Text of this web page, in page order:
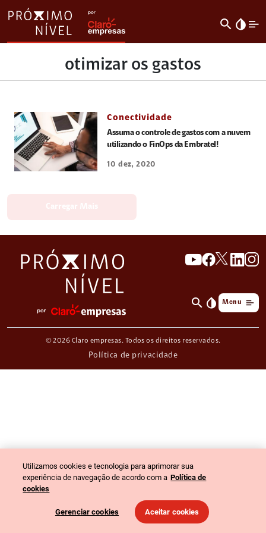
search invert_colors
otimizar os gastos
Conectividade
Assuma o controle de gastos com a nuvem
utilizando o FinOps da Embratel!
10 dez, 2020
search invert_colors Menu
© 2026 Claro empresas. Todos os direitos reservados.
Política de privacidade
Utilizamos cookies e tecnologia para aprimorar sua
experiência de navegação de acordo com a Política de
cookies
Gerenciar cookies Aceitar cookies